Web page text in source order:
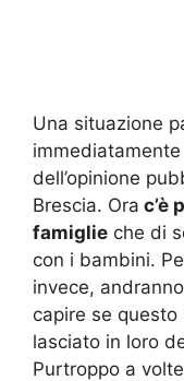
Una situazione
dell’opinione
Brescia. Ora c’è
famiglie che di
con i bambini.
invece,
capire se
lasciato in loro
Purtroppo a